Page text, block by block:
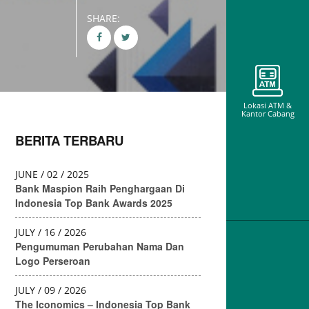
SHARE:
BERITA TERBARU
JUNE / 02 / 2025
Bank Maspion Raih Penghargaan Di
Indonesia Top Bank Awards 2025
JULY / 16 / 2026
Pengumuman Perubahan Nama Dan
Logo Perseroan
JULY / 09 / 2026
The Iconomics – Indonesia Top Bank
Lokasi ATM &
Kantor Cabang